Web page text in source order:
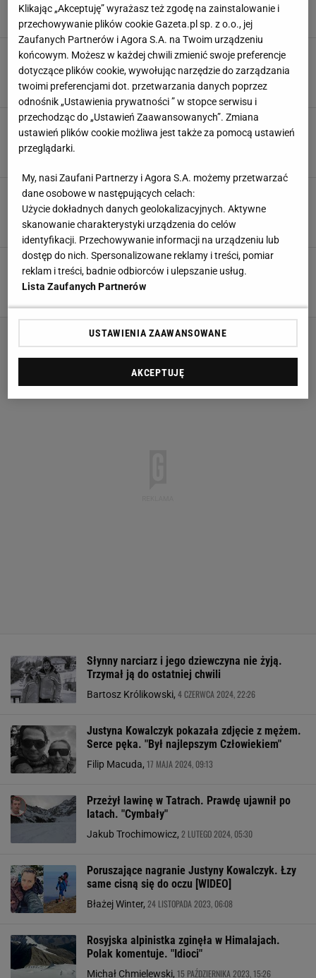
Norbert Amlicki, 31 LIPCA 2025, 10:50
Dramat Polaka na Broad Peak. "Waldi prosi o
pomoc"
Szymon Szczepanik,12 LIPCA 2025, 13:19
Tragedia na Nanga Parbat. Szokujące wieści
ws. śmierci 46-letniej alpinistki
Była 11:38, gdy Polka zdobyła Mount Everest.
Najmłodsza w historii!
Szymon Szczepanik,20 MAJA 2025, 13:00
Poruszający wpis Justyny Kowalczyk. "Pustka,
której wypełnić nie potrafię"
Słynny narciarz i jego dziewczyna nie żyją.
Trzymał ją do ostatniej chwili
Bartosz Królikowski, 4 CZERWCA 2024, 22:26
Justyna Kowalczyk pokazała zdjęcie z mężem.
Serce pęka. "Był najlepszym Człowiekiem"
Filip Macuda, 17 MAJA 2024, 09:13
Przeżył lawinę w Tatrach. Prawdę ujawnił po
latach. "Cymbały"
Jakub Trochimowicz, 2 LUTEGO 2024, 05:30
Poruszające nagranie Justyny Kowalczyk. Łzy
same cisną się do oczu [WIDEO]
Błażej Winter, 24 LISTOPADA 2023, 06:08
Rosyjska alpinistka zginęła w Himalajach.
Polak komentuje. "Idioci"
Michał Chmielewski, 15 PAŹDZIERNIKA 2023, 15:26
Klikając „Akceptuję” wyrażasz też zgodę na zainstalowanie i
przechowywanie plików cookie Gazeta.pl sp. z o.o., jej
Zaufanych Partnerów i Agora S.A. na Twoim urządzeniu
końcowym. Możesz w każdej chwili zmienić swoje preferencje
dotyczące plików cookie, wywołując narzędzie do zarządzania
twoimi preferencjami dot. przetwarzania danych poprzez
odnośnik „Ustawienia prywatności ” w stopce serwisu i
przechodząc do „Ustawień Zaawansowanych”. Zmiana
ustawień plików cookie możliwa jest także za pomocą ustawień
przeglądarki.
My, nasi Zaufani Partnerzy i Agora S.A. możemy przetwarzać
dane osobowe w następujących celach:
Użycie dokładnych danych geolokalizacyjnych. Aktywne
skanowanie charakterystyki urządzenia do celów
identyfikacji. Przechowywanie informacji na urządzeniu lub
dostęp do nich. Spersonalizowane reklamy i treści, pomiar
reklam i treści, badnie odbiorców i ulepszanie usług.
Lista Zaufanych Partnerów
USTAWIENIA ZAAWANSOWANE
AKCEPTUJĘ